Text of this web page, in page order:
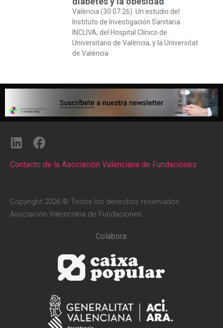
València (30.07.26). Un estudio del
Instituto de Investigación Sanitaria
INCLIVA, del Hospital Clínico de
Universitario de València, y la Universitat
de València
Contacto de la Asociación Valenciana de Fundaciones
Copyright 2026 © Todos los derechos reservados.
Asociación Valenciana de Fundaciones
Colabora: